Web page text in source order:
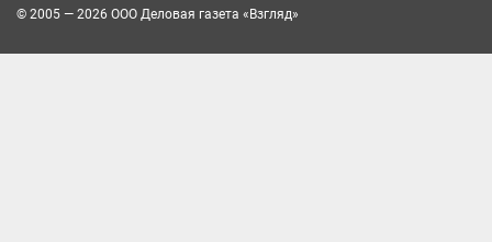
© 2005 — 2026 ООО Деловая газета «Взгляд»